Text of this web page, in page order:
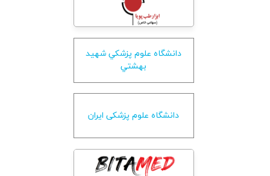
دانشگاه علوم پزشکي شهيد
بهشتي
دانشگاه علوم پزشکی ایران